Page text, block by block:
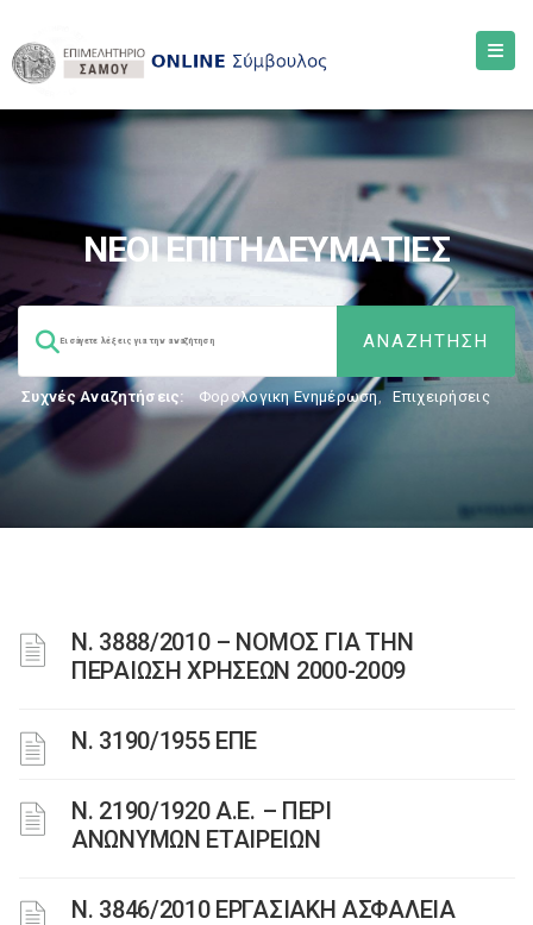
ΝΕΟΙ ΕΠΙΤΗΔΕΥΜΑΤΙΕΣ
Συχνές Αναζητήσεις: Φορολογικη Ενημέρωση, Επιχειρήσεις
Ν. 3888/2010 – ΝΟΜΟΣ ΓΙΑ ΤΗΝ
ΠΕΡΑΙΩΣΗ ΧΡΗΣΕΩΝ 2000-2009
Ν. 3190/1955 ΕΠΕ
Ν. 2190/1920 Α.Ε. – ΠΕΡΙ
ΑΝΩΝΥΜΩΝ ΕΤΑΙΡΕΙΩΝ
Ν. 3846/2010 ΕΡΓΑΣΙΑΚΗ ΑΣΦΑΛΕΙΑ